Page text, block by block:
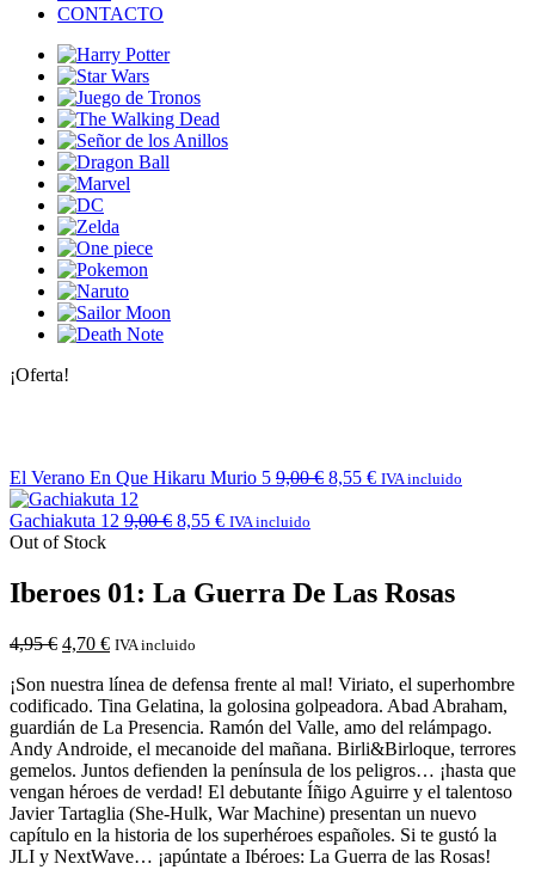
CONTACTO
¡Oferta!
El Verano En Que Hikaru Murio 5 9,00€ 8,55 € IVA incluido
Gachiakuta 12 9,00€ 8,55 € IVA incluido
Out of Stock
Iberoes 01: La Guerra De Las Rosas
4,95€ 4,70 € IVA incluido
¡Son nuestra línea de defensa frente al mal! Viriato, el superhombre
codificado. Tina Gelatina, la golosina golpeadora. Abad Abraham,
guardián de La Presencia. Ramón del Valle, amo del relámpago.
Andy Androide, el mecanoide del mañana. Birli&Birloque, terrores
gemelos. Juntos defienden la península de los peligros… ¡hasta que
vengan héroes de verdad! El debutante Íñigo Aguirre y el talentoso
Javier Tartaglia (She-Hulk, War Machine) presentan un nuevo
capítulo en la historia de los superhéroes españoles. Si te gustó la
JLI y NextWave… ¡apúntate a Ibéroes: La Guerra de las Rosas!